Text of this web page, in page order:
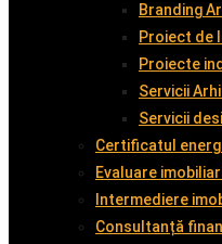
Branding
Proiect de
Proiecte
Servicii
Servicii
Certificatul
Evaluare
Intermediere
Consultanță